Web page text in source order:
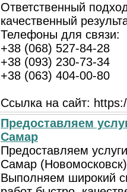
Ответственный
качественный
Телефоны для связи:
+38 (068) 527-84-28
+38 (093) 230-73-34
+38 (063) 404-00-80
Ссылка на сайт:
Предоставляем
Самар
Предоставляем
Самар
Выполняем широкий